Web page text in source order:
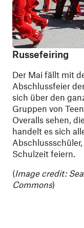
Russefeiring
Der Mai fällt mit
Abschlussfeier
sich über den
Gruppen von
Overalls sehen,
handelt es sich
Schulzeit feiern.
(Image credit:
Commons)